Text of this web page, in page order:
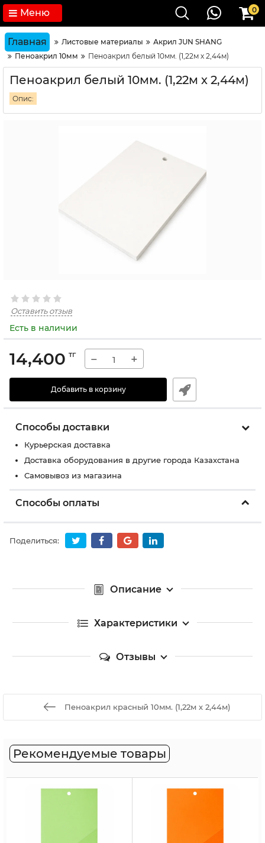
Меню 0
Главная Листовые материалы
Акрил JUN SHANG
Пеноакрил 10мм
Пеноакрил белый 10мм. (1,22м х 2,44м)
Пеноакрил белый 10мм. (1,22м х 2,44м)
Опис:
Оставить отзыв
Есть в наличии
14,400 тг − +
Добавить в корзину
Способы доставки
Курьерская доставка
Доставка оборудования в другие города Казахстана
Самовывоз из магазина
Способы оплаты
Поделиться:
Описание
Характеристики
Отзывы
Пеноакрил красный 10мм. (1,22м х 2,44м)
Рекомендуемые товары